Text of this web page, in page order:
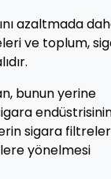
azaltmada
ve toplum,
bunun yerine
sigara
yönelmesi